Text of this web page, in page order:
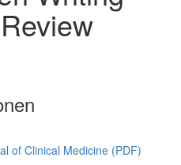
of Clinical Medicine (PDF)